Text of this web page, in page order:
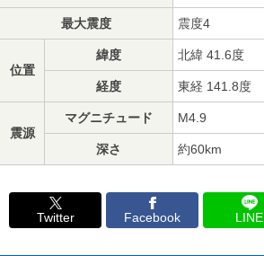
最大震度 震度4
位置
緯度 北緯 41.6度
経度 東経 141.8度
震源
マグニチュード M4.9
深さ 約60km
Twitter Facebook LINE